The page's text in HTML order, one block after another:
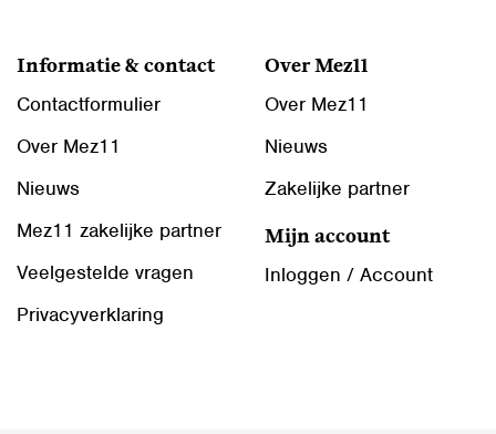
Informatie & contact
Contactformulier
Over Mez11
Nieuws
Mez11 zakelijke partner
Veelgestelde vragen
Privacyverklaring
Over Mez11
Over Mez11
Nieuws
Zakelijke partner
Mijn account
Inloggen / Account